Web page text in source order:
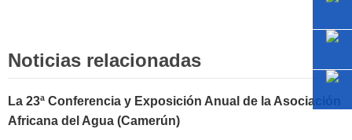
Noticias relacionadas
La 23ª Conferencia y Exposición Anual de la Asociación
Africana del Agua (Camerún)